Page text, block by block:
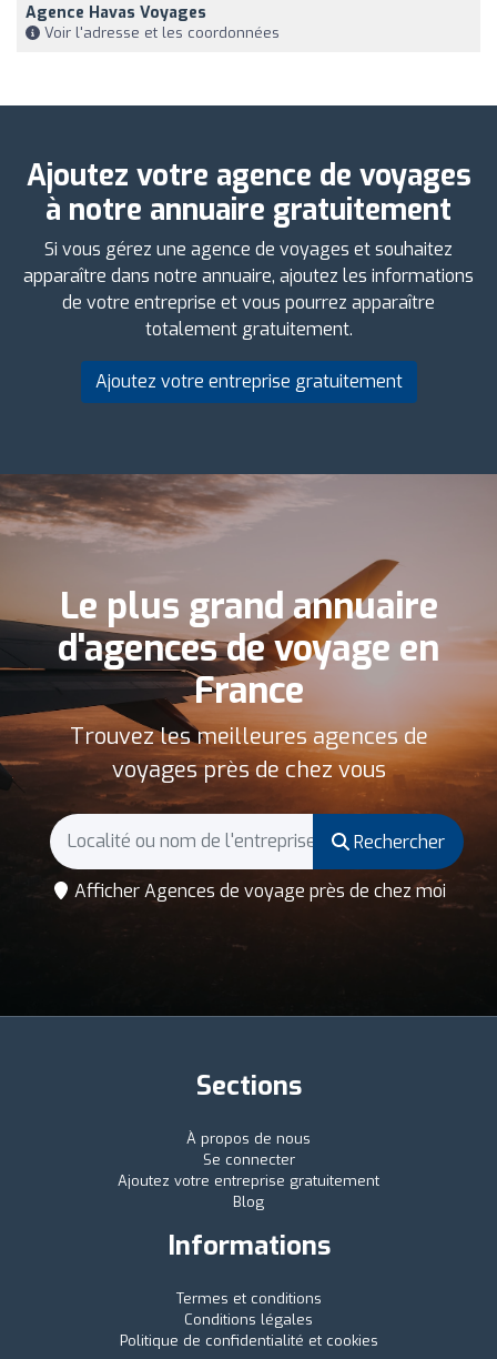
Agence Havas Voyages
Voir l'adresse et les coordonnées
Ajoutez votre agence de voyages
à notre annuaire gratuitement
Si vous gérez une agence de voyages et souhaitez
apparaître dans notre annuaire, ajoutez les informations
de votre entreprise et vous pourrez apparaître
totalement gratuitement.
Ajoutez votre entreprise gratuitement
Le plus grand annuaire
d'agences de voyage en
France
Trouvez les meilleures agences de
voyages près de chez vous
Rechercher
Afficher Agences de voyage près de chez moi
Sections
À propos de nous
Se connecter
Ajoutez votre entreprise gratuitement
Blog
Informations
Termes et conditions
Conditions légales
Politique de confidentialité et cookies